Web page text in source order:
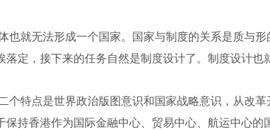
也就无法形成一个国家。国家与制度的关系是质与
定，接下来的任务自然是制度设计了。制度设计也
个特点是世界政治版图意识和国家战略意识，从改
持香港作为国际金融中心、贸易中心、航运中心的